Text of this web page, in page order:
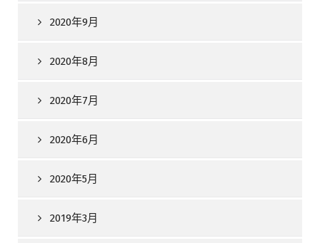
2020年9月
2020年8月
2020年7月
2020年6月
2020年5月
2019年3月